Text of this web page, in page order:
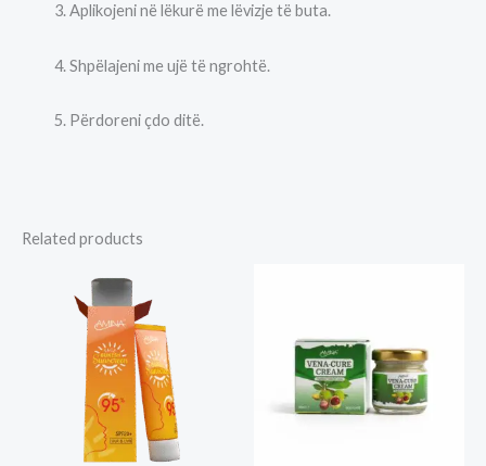
Aplikojeni në lëkurë me lëvizje të buta.
Shpëlajeni me ujë të ngrohtë.
Përdoreni çdo ditë.
Related products